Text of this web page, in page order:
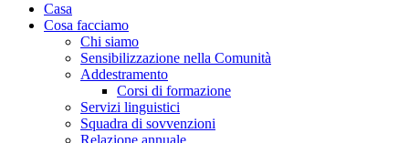
Casa
Cosa facciamo
Chi siamo
Sensibilizzazione nella Comunità
Addestramento
Corsi di formazione
Servizi linguistici
Squadra di sovvenzioni
Relazione annuale